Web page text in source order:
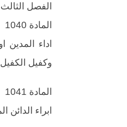
الفصل الثالث
المادة 1040
اداء المدين
وكفيل
المادة 1041
ابراء الدائن